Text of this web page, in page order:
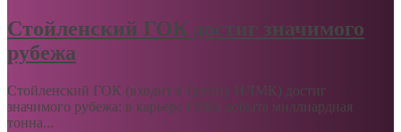
Стойленский ГОК достиг значимого
рубежа
Стойленский ГОК (входит в Группу НЛМК) достиг
значимого рубежа: в карьере ГОКа добыта миллиардная
тонна...